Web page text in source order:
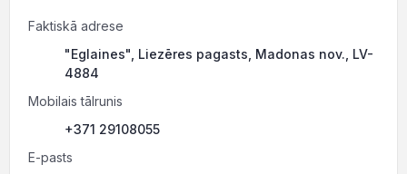
Faktiskā adrese
"Eglaines", Liezēres pagasts, Madonas nov., LV-
4884
Mobilais tālrunis
+371 29108055
E-pasts